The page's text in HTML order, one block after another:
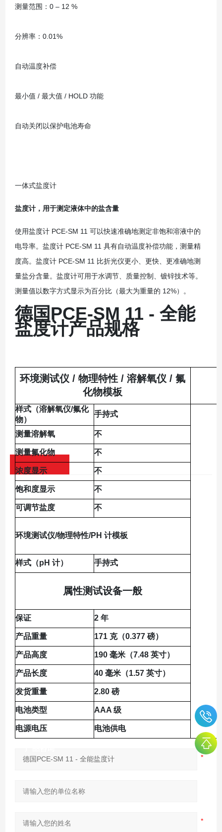
测量范围：0 – 12 %
分辨率：0.01%
自动温度补偿
最小值 / 最大值 / HOLD 功能
自动关闭以保护电池寿命
一体式盐度计
盐度计，用于测定液体中的盐含量
使用盐度计 PCE-SM 11 可以快速准确地测定非饱和溶液中的
电导率。盐度计 PCE-SM 11 具有自动温度补偿功能，测量精
度高。盐度计 PCE-SM 11 比折光仪更小、更快、更准确地测
量盐分含量。盐度计可用于水调节、质量控制、镀锌技术等。
测量值以数字方式显示为百分比（最大为重量的 12%）。
德国PCE-SM 11 - 全能
盐度计产品规格
环境测试仪 / 物理特性 / 溶解氧仪 / 氟
化物模板
样式（溶解氧仪/氟化
物）
手持式
测量溶解氧 不
测量氟化物 不
浓度显示 不
饱和度显示 不
可调节盐度 不
环境测试仪/物理特性/PH 计模板
样式（pH 计） 手持式
属性测试设备一般
保证 2 年
产品重量 171 克（0.377 磅）
产品高度 190 毫米（7.48 英寸）
产品长度 40 毫米（1.57 英寸）
发货重量 2.80 磅
电池类型 AAA 级
电源电压 电池供电